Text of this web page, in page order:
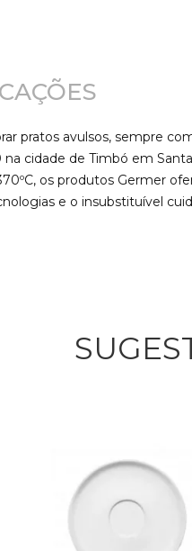
pratos avulsos, sempre
cidade de Timbó em
os produtos Germer
e o insubstituível